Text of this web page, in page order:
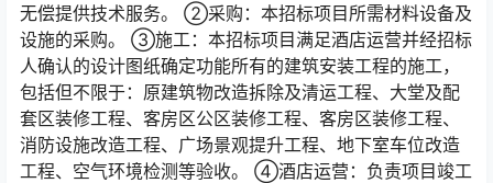
无偿提供技术服务。 ②采购：本招标项目所需材料设备及
设施的采购。 ③施工：本招标项目满足酒店运营并经招标
人确认的设计图纸确定功能所有的建筑安装工程的施工，
包括但不限于：原建筑物改造拆除及清运工程、大堂及配
套区装修工程、客房区公区装修工程、客房区装修工程、
消防设施改造工程、广场景观提升工程、地下室车位改造
工程、空气环境检测等验收。 ④酒店运营：负责项目竣工